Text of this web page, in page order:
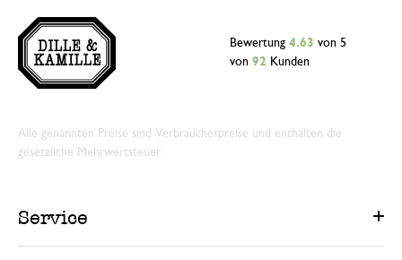
Bewertung 4.63 von 5
von 92 Kunden
Alle genannten Preise sind Verbraucherpreise und enthalten die
gesetzliche Mehrwertsteuer.
Service